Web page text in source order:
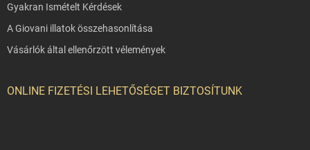
Gyakran Ismételt Kérdések
A Giovani illatok összehasonlítása
Vásárlók által ellenőrzött vélemények
ONLINE FIZETÉSI LEHETŐSÉGET BIZTOSÍTUNK